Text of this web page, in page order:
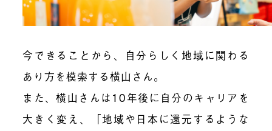
今できることから、自分らしく地域に関わる
あり方を模索する横山さん。
また、横山さんは10年後に自分のキャリアを
大きく変え、「地域や日本に還元するような